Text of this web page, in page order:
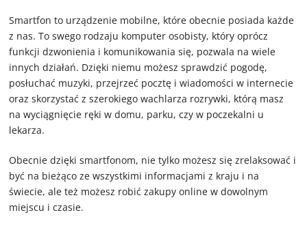
Smartfon to urządzenie mobilne, które obecnie posiada każde
z nas. To swego rodzaju komputer osobisty, który oprócz
funkcji dzwonienia i komunikowania się, pozwala na wiele
innych działań. Dzięki niemu możesz sprawdzić pogodę,
posłuchać muzyki, przejrzeć pocztę i wiadomości w internecie
oraz skorzystać z szerokiego wachlarza rozrywki, którą masz
na wyciągnięcie ręki w domu, parku, czy w poczekalni u
lekarza.
Obecnie dzięki smartfonom, nie tylko możesz się zrelaksować i
być na bieżąco ze wszystkimi informacjami z kraju i na
świecie, ale też możesz robić zakupy online w dowolnym
miejscu i czasie.